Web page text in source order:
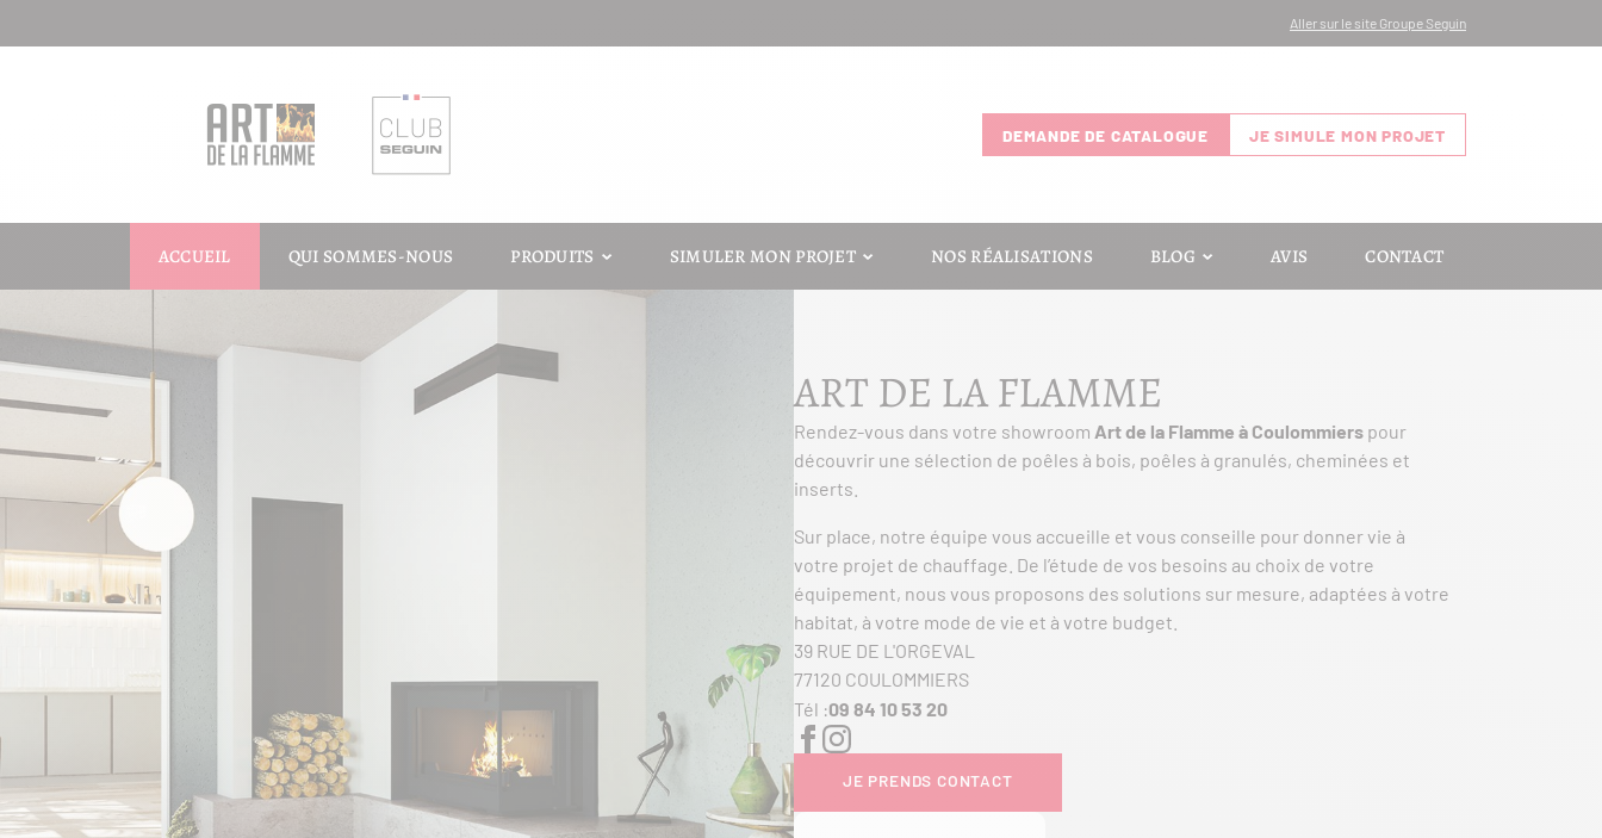
Aller sur le site Groupe Seguin
DEMANDE DE CATALOGUE JE SIMULE MON PROJET
ACCUEIL QUI SOMMES-NOUS PRODUITS SIMULER MON PROJET NOS RÉALISATIONS BLOG AVIS CONTACT
ART DE LA FLAMME
Rendez-vous dans votre showroom Art de la Flamme à Coulommiers pour
découvrir une sélection de poêles à bois, poêles à granulés, cheminées et
inserts.
Sur place, notre équipe vous accueille et vous conseille pour donner vie à
votre projet de chauffage. De l’étude de vos besoins au choix de votre
équipement, nous vous proposons des solutions sur mesure, adaptées à votre
habitat, à votre mode de vie et à votre budget.
39 RUE DE L'ORGEVAL
77120 COULOMMIERS
Tél :09 84 10 53 20
JE PRENDS CONTACT